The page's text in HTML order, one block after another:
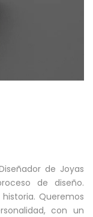
de Joyas
de diseño.
Queremos
con un